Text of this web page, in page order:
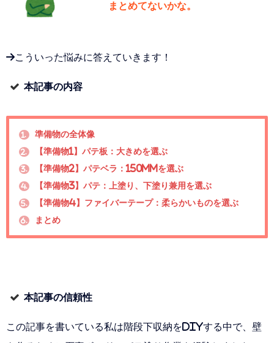
まとめてないかな。
→こういった悩みに答えていきます！
本記事の内容
1. 準備物の全体像
2. 【準備物1】パテ板：大きめを選ぶ
3. 【準備物2】パテベラ：150mmを選ぶ
4. 【準備物3】パテ：上塗り、下塗り兼用を選ぶ
5. 【準備物4】ファイバーテープ：柔らかいものを選ぶ
6. まとめ
本記事の信頼性
この記事を書いている私は階段下収納をDIYする中で、壁